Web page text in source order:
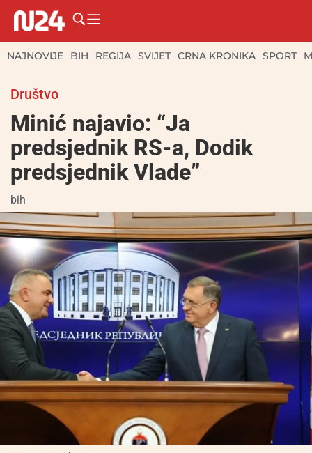
NAJNOVIJE BIH REGIJA SVIJET CRNA KRONIKA SPORT
Društvo
Minić najavio: “Ja
predsjednik RS-a, Dodik
predsjednik Vlade”
bih